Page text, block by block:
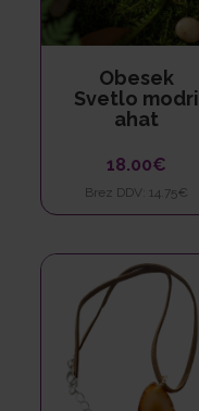
Obesek
Svetlo modri
ahat
18.00€
Brez DDV: 14.75€